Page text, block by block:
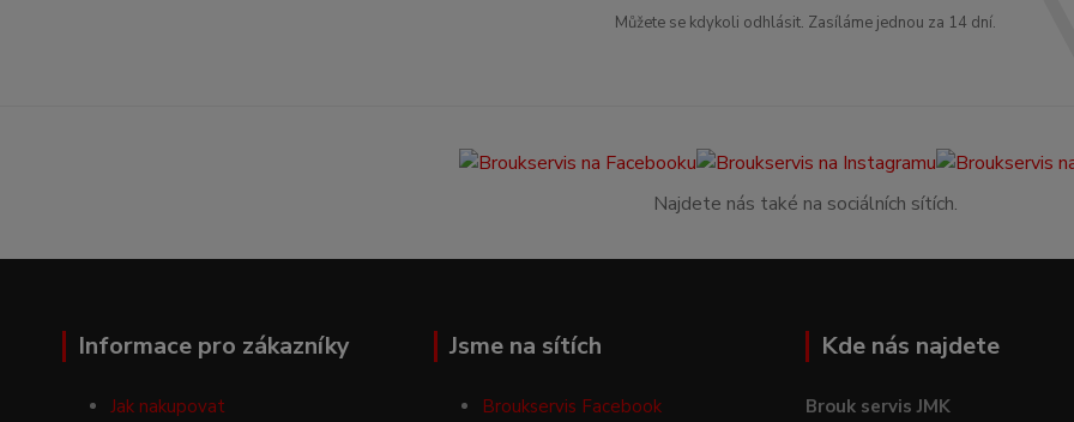
Můžete se kdykoli odhlásit. Zasíláme jednou za 14 dní.
Najdete nás také na sociálních sítích.
Informace pro zákazníky
Jak nakupovat
Jsme na sítích
Broukservis Facebook
Kde nás najdete
Brouk servis JMK